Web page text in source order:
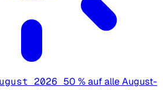
2026 50 % auf alle August-